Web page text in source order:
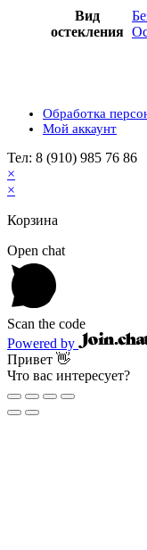
Вид
остекления
Обработка
Мой аккаунт
Тел: 8 (910) 985 76 86
×
×
Корзина
Open chat
Scan the code
Powered by
Привет 👋
Что вас интересует?